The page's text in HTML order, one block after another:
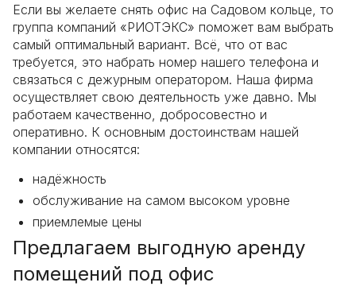
Если вы желаете снять офис на Садовом кольце, то
группа компаний «РИОТЭКС» поможет вам выбрать
самый оптимальный вариант. Всё, что от вас
требуется, это набрать номер нашего телефона и
связаться с дежурным оператором. Наша фирма
осуществляет свою деятельность уже давно. Мы
работаем качественно, добросовестно и
оперативно. К основным достоинствам нашей
компании относятся:
надёжность
обслуживание на самом высоком уровне
приемлемые цены
Предлагаем выгодную аренду
помещений под офис